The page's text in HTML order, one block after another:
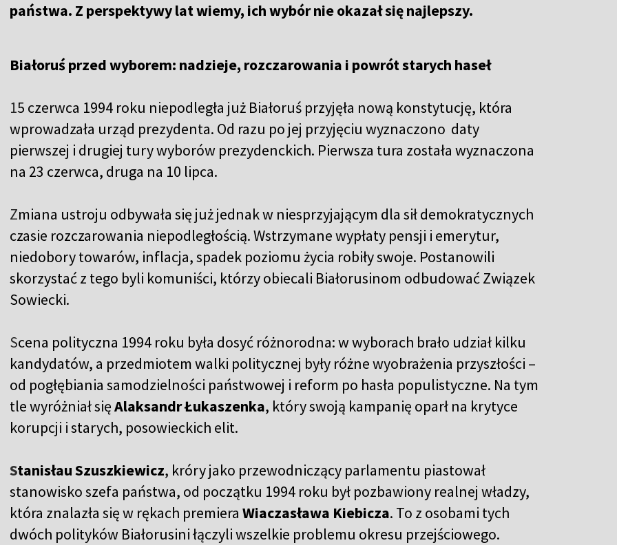
państwa. Z perspektywy lat wiemy, ich wybór nie okazał się najlepszy.
Białoruś przed wyborem: nadzieje, rozczarowania i powrót starych haseł
15 czerwca 1994 roku niepodległa już Białoruś przyjęła nową konstytucję, która
wprowadzała urząd prezydenta. Od razu po jej przyjęciu wyznaczono daty
pierwszej i drugiej tury wyborów prezydenckich. Pierwsza tura została wyznaczona
na 23 czerwca, druga na 10 lipca.
Zmiana ustroju odbywała się już jednak w niesprzyjającym dla sił demokratycznych
czasie rozczarowania niepodległością. Wstrzymane wypłaty pensji i emerytur,
niedobory towarów, inflacja, spadek poziomu życia robiły swoje. Postanowili
skorzystać z tego byli komuniści, którzy obiecali Białorusinom odbudować Związek
Sowiecki.
Scena polityczna 1994 roku była dosyć różnorodna: w wyborach brało udział kilku
kandydatów, a przedmiotem walki politycznej były różne wyobrażenia przyszłości –
od pogłębiania samodzielności państwowej i reform po hasła populistyczne. Na tym
tle wyróżniał sięAlaksandr Łukaszenka, który swoją kampanię oparł na krytyce
korupcji i starych, posowieckich elit.
Stanisłau Szuszkiewicz, króry jako przewodniczący parlamentu piastował
stanowisko szefa państwa, od początku 1994 roku był pozbawiony realnej władzy,
która znalazła się w rękach premiera Wiaczasława Kiebicza. To z osobami tych
dwóch polityków Białorusini łączyli wszelkie problemu okresu przejściowego.